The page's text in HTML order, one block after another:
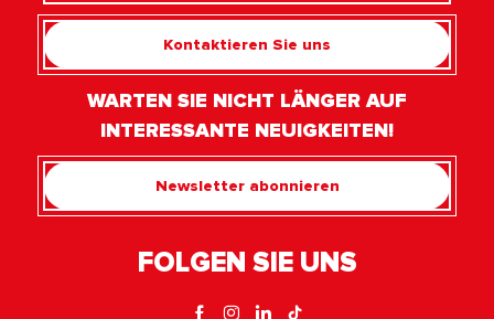
Kontaktieren Sie uns
WARTEN SIE NICHT LÄNGER AUF
INTERESSANTE NEUIGKEITEN!
Newsletter abonnieren
FOLGEN SIE UNS